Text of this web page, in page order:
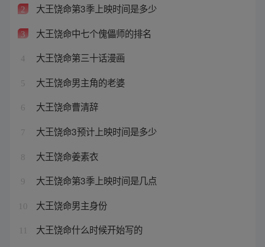
2 大王饶命第3季上映时间是多少
3 大王饶命中七个傀儡师的排名
4 大王饶命第三十话漫画
5 大王饶命男主角的老婆
6 大王饶命曹清辞
7 大王饶命3预计上映时间是多少
8 大王饶命姜素衣
9 大王饶命第3季上映时间是几点
10 大王饶命男主身份
大王饶命什么时候开始写的